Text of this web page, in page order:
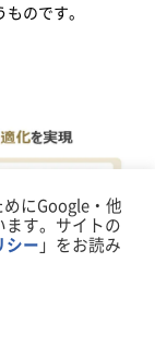
のです。
にGoogle・他
ます。サイトの
シー 」をお読み